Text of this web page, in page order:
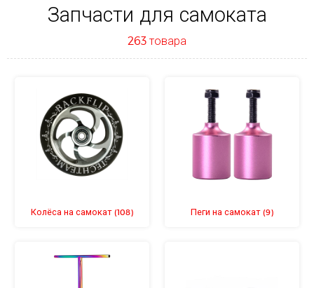
Запчасти для самоката
263 товара
Колёса на самокат (108) Пеги на самокат (9)